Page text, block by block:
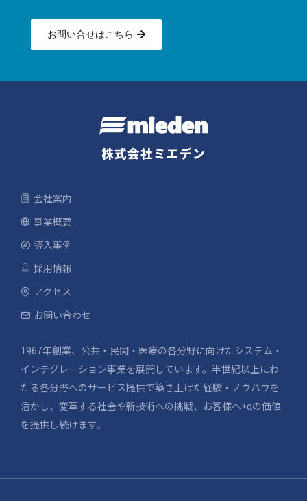
お問い合せはこちら
株式会社ミエデン
会社案内
事業概要
導入事例
採用情報
アクセス
お問い合わせ
1967年創業、公共・民間・医療の各分野に向けたシステム・
インテグレーション事業を展開しています。半世紀以上にわ
たる各分野へのサービス提供で築き上げた経験・ノウハウを
活かし、変革する社会や新技術への挑戦、お客様へ+αの価値
を提供し続けます。